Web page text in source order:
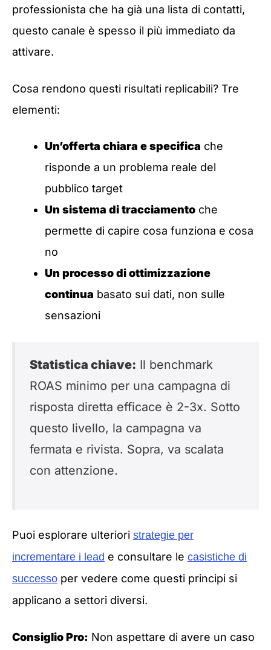
professionista che ha già una lista di contatti,
questo canale è spesso il più immediato da
attivare.
Cosa rendono questi risultati replicabili? Tre
elementi:
Un’offerta chiara e specifica che
risponde a un problema reale del
pubblico target
Un sistema di tracciamento che
permette di capire cosa funziona e cosa
no
Un processo di ottimizzazione
continua basato sui dati, non sulle
sensazioni
Statistica chiave: Il benchmark
ROAS minimo per una campagna di
risposta diretta efficace è 2-3x. Sotto
questo livello, la campagna va
fermata e rivista. Sopra, va scalata
con attenzione.
Puoi esplorare ulteriori strategie per
incrementare i lead e consultare le casistiche di
successo per vedere come questi principi si
applicano a settori diversi.
Consiglio Pro: Non aspettare di avere un caso